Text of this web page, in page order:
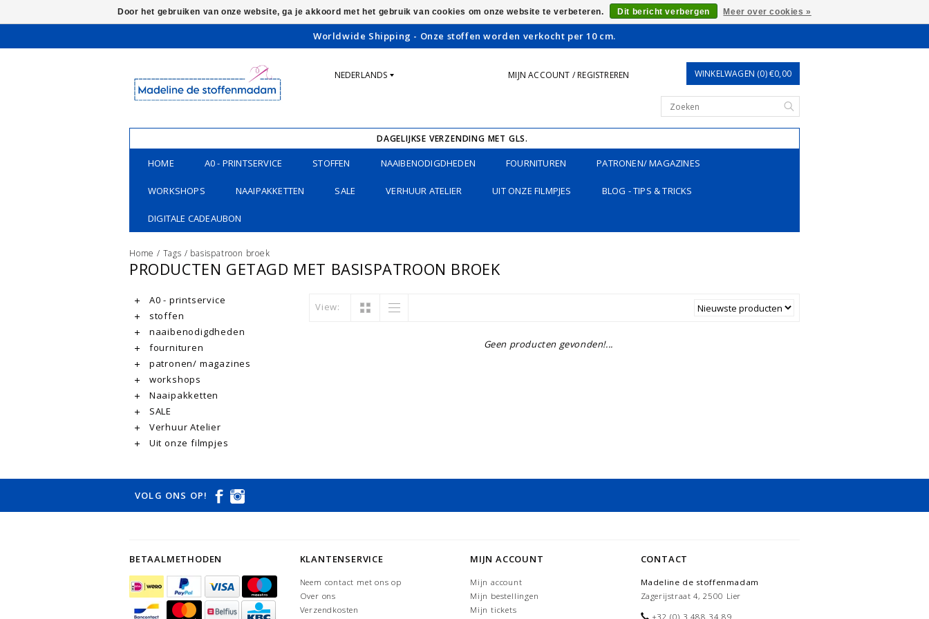
Worldwide Shipping - Onze stoffen worden verkocht per 10 cm.
NEDERLANDS MIJN ACCOUNT / REGISTREREN WINKELWAGEN (0) €0,00
DAGELIJKSE VERZENDING MET GLS.
HOME A0 - PRINTSERVICE STOFFEN NAAIBENODIGDHEDEN FOURNITUREN PATRONEN/ MAGAZINES
WORKSHOPS NAAIPAKKETTEN SALE VERHUUR ATELIER UIT ONZE FILMPJES BLOG - TIPS & TRICKS
DIGITALE CADEAUBON
Home / Tags / basispatroon broek
PRODUCTEN GETAGD MET BASISPATROON BROEK
A0 - printservice
stoffen
naaibenodigdheden
fournituren
patronen/ magazines
workshops
Naaipakketten
SALE
Verhuur Atelier
Uit onze filmpjes
View:
Geen producten gevonden!...
VOLG ONS OP!
BETAALMETHODEN KLANTENSERVICE
Neem contact met ons op
Over ons
Verzendkosten
MIJN ACCOUNT
Mijn account
Mijn bestellingen
Mijn tickets
CONTACT
Madeline de stoffenmadam
Zagerijstraat 4, 2500 Lier
+32 (0) 3 488 34 89
Door het gebruiken van onze website, ga je akkoord met het gebruik van cookies om onze website te verbeteren. Dit bericht verbergen Meer over cookies »